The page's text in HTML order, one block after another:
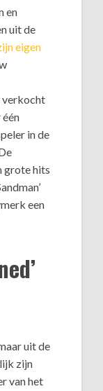
en
uit de
eigen
verkocht
in de
grote hits
een
uit de
zijn
van het